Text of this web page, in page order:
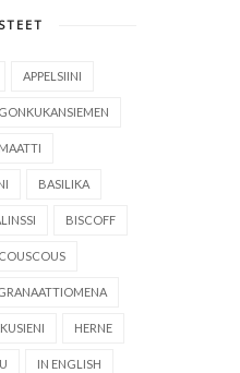
APPELSIINI
BASILIKA
BISCOFF
COUSCOUS
HERNE
IN ENGLISH